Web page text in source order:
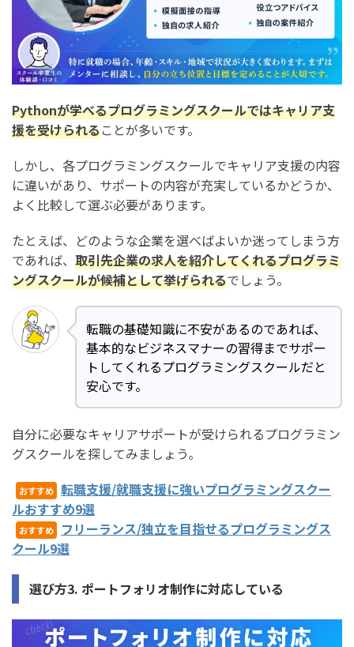
Pythonが学べるプログラミングスクールではキャリア支
援を受けられることが多いです。
しかし、各プログラミングスクールでキャリア支援の内容
に違いがあり、サポートの内容が充実しているかどうか、
よく比較して選ぶ必要があります。
たとえば、どのような企業を選べばよいか迷ってしまう方
であれば、 取引先企業の求人を紹介してくれるプログラミ
ングスクールが候補として挙げられるでしょう。
転職の基礎知識に不安があるのであれば、
基本的なビジネスマナーの習得までサポー
トしてくれるプログラミングスクールだと
安心です。
自分に必要なキャリアサポートが受けられるプログラミン
グスクールを探してみましょう。
おすすめ 転職支援/就職支援に強いプログラミングスクー
ルおすすめ9選
おすすめ
フリーランス/独立を目指せるプログラミングス
クール9選
選び方3. ポートフォリオ制作に対応している